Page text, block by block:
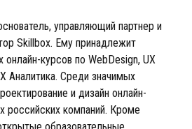
управляющий партнер и
Skillbox. Ему принадлежит
онлайн-курсов по WebDesign, UX
Аналитика. Среди значимых
и дизайн онлайн-
российских компаний. Кроме